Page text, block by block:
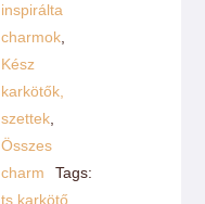
inspirálta
charmok,
Kész
karkötők,
szettek,
Összes
charm
Tags:
ts karkötő